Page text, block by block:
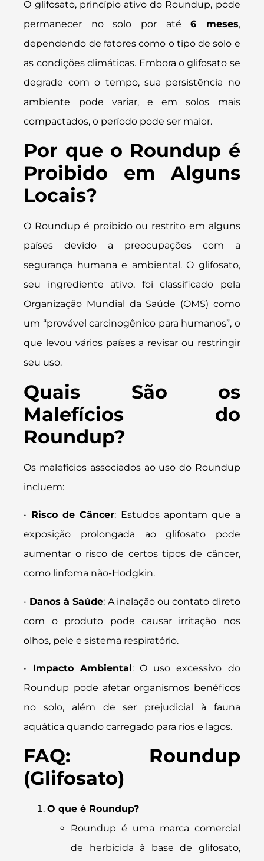
O glifosato, princípio ativo do Roundup, pode
permanecer no solo por até6 meses,
dependendo de fatores como o tipo de solo e
as condições climáticas. Embora o glifosato se
degrade com o tempo, sua persistência no
ambiente pode variar, e em solos mais
compactados, o período pode ser maior.
Por que o Roundup é
Proibido em Alguns
Locais?
O Roundup é proibido ou restrito em alguns
países devido a preocupações com a
segurança humana e ambiental. O glifosato,
seu ingrediente ativo, foi classificado pela
Organização Mundial da Saúde (OMS) como
um “provável carcinogênico para humanos”, o
que levou vários países a revisar ou restringir
seu uso.
Quais São os
Malefícios do
Roundup?
Os malefícios associados ao uso do Roundup
incluem:
• Risco de Câncer: Estudos apontam que a
exposição prolongada ao glifosato pode
aumentar o risco de certos tipos de câncer,
como linfoma não-Hodgkin.
• Danos à Saúde: A inalação ou contato direto
com o produto pode causar irritação nos
olhos, pele e sistema respiratório.
• Impacto Ambiental: O uso excessivo do
Roundup pode afetar organismos benéficos
no solo, além de ser prejudicial à fauna
aquática quando carregado para rios e lagos.
FAQ: Roundup
(Glifosato)
O que é Roundup?
Roundup é uma marca comercial
de herbicida à base de glifosato,